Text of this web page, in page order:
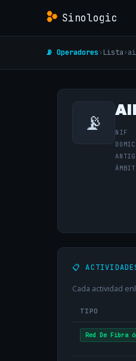
Sinologic
📡 Operadores› Lista›
📡 NIF
📋
Cada actividad
TIPO
Red De Fibra